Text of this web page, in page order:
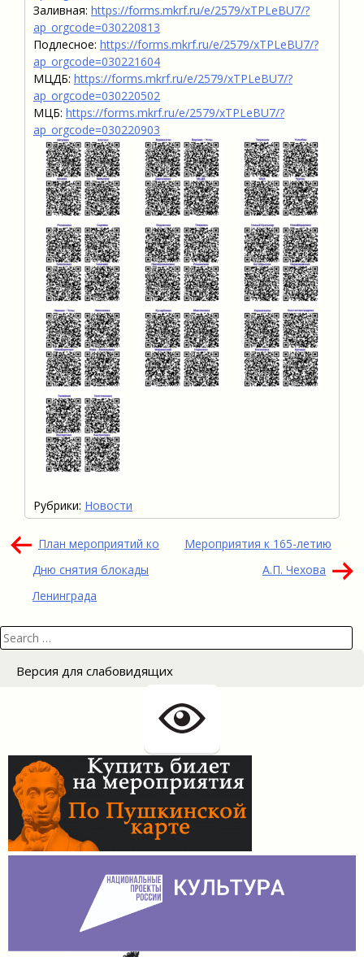
Заливная: https://forms.mkrf.ru/e/2579/xTPLeBU7/?
ap_orgcode=030220813
Подлесное: https://forms.mkrf.ru/e/2579/xTPLeBU7/?
ap_orgcode=030221604
МЦДБ: https://forms.mkrf.ru/e/2579/xTPLeBU7/?
ap_orgcode=030220502
МЦБ: https://forms.mkrf.ru/e/2579/xTPLeBU7/?
ap_orgcode=030220903
Рубрики: Новости
Навигация
по
записям
План мероприятий ко
Дню снятия блокады
Ленинграда
Мероприятия к 165-летию
А.П. Чехова
Search
for:
Версия для слабовидящих